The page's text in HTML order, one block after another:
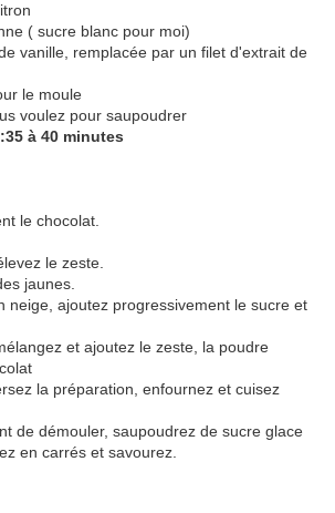
( sucre blanc pour moi)
vanille, remplacée par un filet d'extrait de
le moule
voulez pour saupoudrer
à 40 minutes
le chocolat.
le zeste.
jaunes.
neige, ajoutez progressivement le sucre et
et ajoutez le zeste, la poudre
la préparation, enfournez et cuisez
de démouler, saupoudrez de sucre glace
en carrés et savourez.